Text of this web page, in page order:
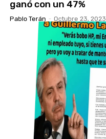
ganó con un 47%
Pablo Terán - Octubre 23, 2023